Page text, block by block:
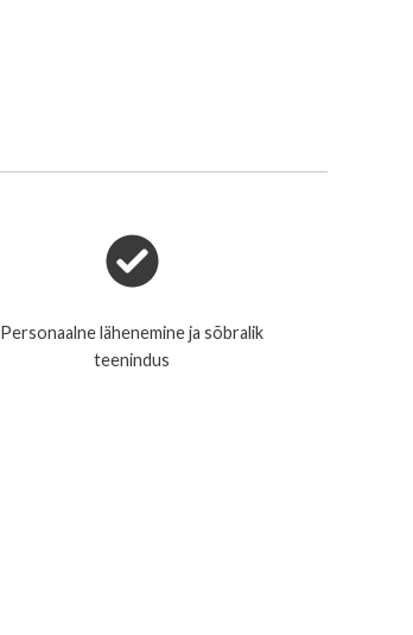
Personaalne lähenemine ja sõbralik
teenindus